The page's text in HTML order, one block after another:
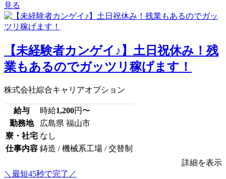
見る
【未経験者カンゲイ♪】土日祝休み！残
業もあるのでガッツリ稼げます！
株式会社綜合キャリアオプション
給与 時給1,200円〜
勤務地
広島県 福山市
寮・社宅 なし
仕事内容 鋳造 / 機械系工場 / 交替制
詳細を表示
＼最短45秒で完了／